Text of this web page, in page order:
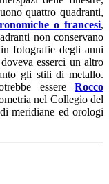
quattro quadranti,
o francesi,
non conservano
fotografie degli anni
esserci un altro
gli stili di metallo.
essere Rocco
nel Collegio del
meridiane ed orologi